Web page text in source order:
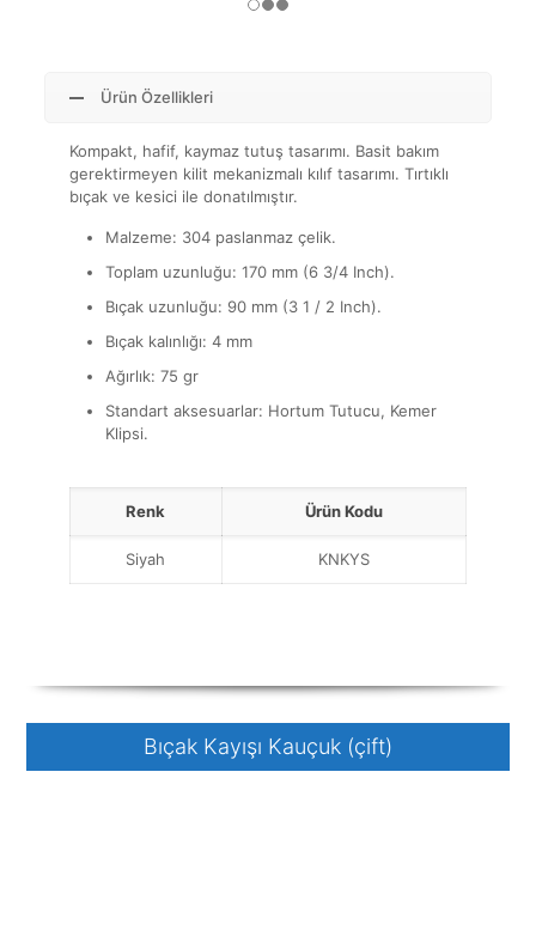
Ürün Özellikleri
Kompakt, hafif, kaymaz tutuş tasarımı. Basit bakım
gerektirmeyen kilit mekanizmalı kılıf tasarımı. Tırtıklı
bıçak ve kesici ile donatılmıştır.
Malzeme: 304 paslanmaz çelik.
Toplam uzunluğu: 170 mm (6 3/4 Inch).
Bıçak uzunluğu: 90 mm (3 1 / 2 Inch).
Bıçak kalınlığı: 4 mm
Ağırlık: 75 gr
Standart aksesuarlar: Hortum Tutucu, Kemer
Klipsi.
Renk Ürün Kodu
Siyah KNKYS
Bıçak Kayışı Kauçuk (çift)